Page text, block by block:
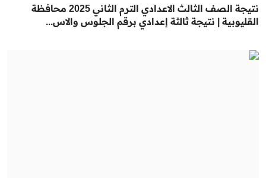
نتيجة الصف الثالث الاعدادي الترم الثاني 2025 محافظة
القليوبية | نتيجة ثالثة إعدادي برقم الجلوس والاس...